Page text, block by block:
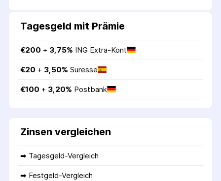
Tagesgeld mit Prämie
€200 + 3,75% ING Extra-Kont
€20 + 3,50% Suresse
€100 + 3,20% Postbank
Zinsen vergleichen
➡ Tagesgeld-Vergleich
➡ Festgeld-Vergleich